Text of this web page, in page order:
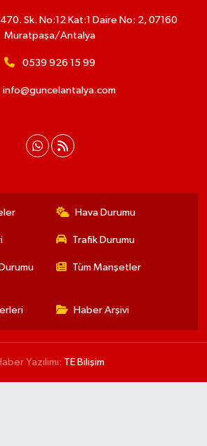
Sk. No:12 Kat:1 Daire No: 2, 07160
Muratpaşa/Antalya
0539 926 15 99
info@guncelantalya.com
Hava Durumu
Trafik Durumu
Tüm Manşetler
Haber Arşivi
Yazılımı: TE Bilişim